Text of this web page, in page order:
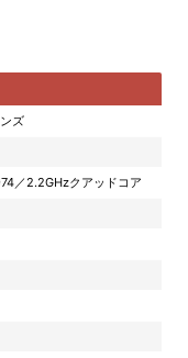
ズ
／2.2GHzクアッドコア